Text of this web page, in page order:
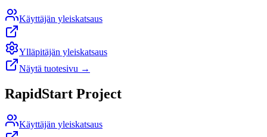
Käyttäjän yleiskatsaus
Ylläpitäjän yleiskatsaus
Näytä tuotesivu →
RapidStart Project
Käyttäjän yleiskatsaus